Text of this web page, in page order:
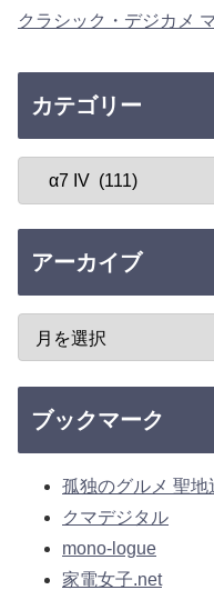
クラシック・デジカメ
カテゴリー
アーカイブ
ブックマーク
孤独のグルメ 聖
クマデジタル
mono-logue
家電女子.net